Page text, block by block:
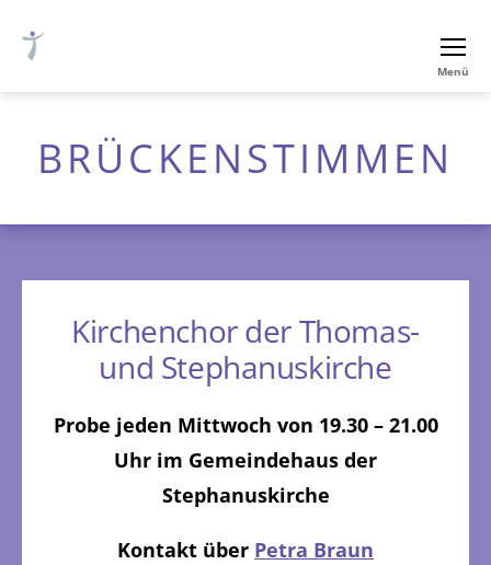
luth.
Nürnberg
Menü
BRÜCKENSTIMMEN
Kirchenchor der Thomas-
und Stephanuskirche
Probe jeden Mittwoch von 19.30 – 21.00
Uhr im Gemeindehaus der
Stephanuskirche
Kontakt über Petra Braun